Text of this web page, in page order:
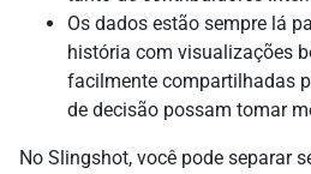
Os dados estão sempre lá
história com visualizações
facilmente compartilhadas
de decisão possam tomar
No Slingshot, você pode separar